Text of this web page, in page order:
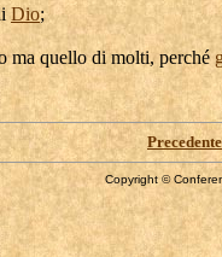
Dio;
ma quello di molti, perché
Precedente
Copyright ©